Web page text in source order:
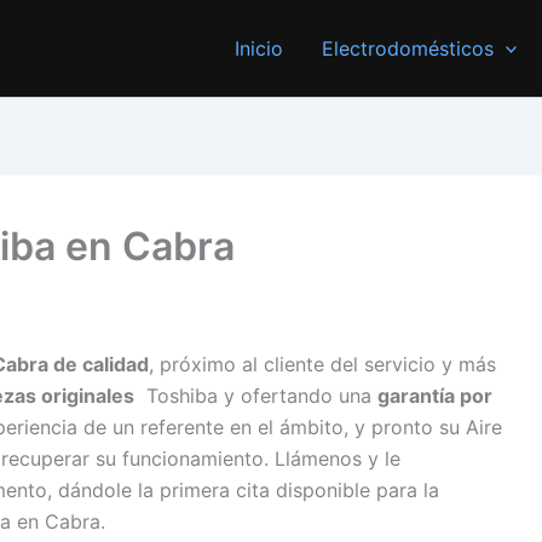
Inicio Electrodomésticos
en Cabra
de calidad, próximo al cliente del servicio y más
originales Toshiba y ofertando una garantía por
de un referente en el ámbito, y pronto su Aire
su funcionamiento. Llámenos y le
dándole la primera cita disponible para la
en Cabra.